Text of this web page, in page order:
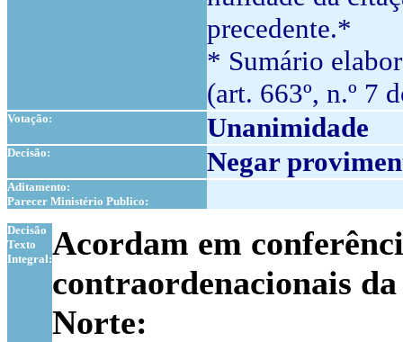
precedente.*
* Sumário
(art. 663º, n.º 7
Votação: Unanimidade
Decisão: Negar
Aditamento:
Parecer Ministério Publico:
Decisão
Texto
Integral:Acordam em
contraordenacionais
Norte: